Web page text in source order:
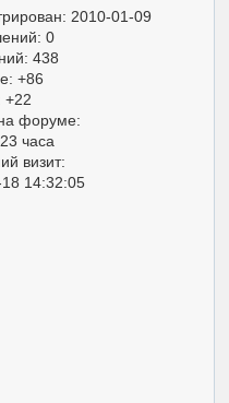
: 2010-01-09
0
438
+86
+22
форуме:
часа
визит:
14:32:05